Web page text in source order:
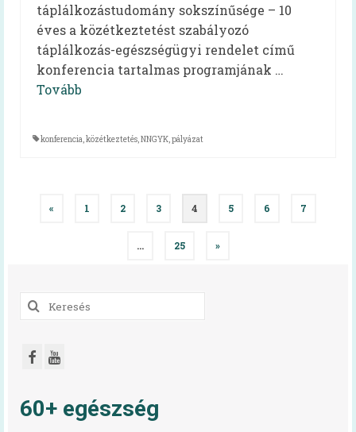
táplálkozástudomány sokszínűsége – 10
éves a közétkeztetést szabályozó
táplálkozás-egészségügyi rendelet című
konferencia tartalmas programjának …
Tovább
konferencia,közétkeztetés,NNGYK,pályázat
Bejegyzés
« 1 2 3 4 5 6 7
… 25 »
Keresés
a
60+ egészség